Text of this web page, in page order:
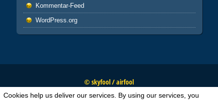
Kommentar-Feed
WordPress.org
© skyfool / airfool
Cookies help us deliver our services. By using our services, you